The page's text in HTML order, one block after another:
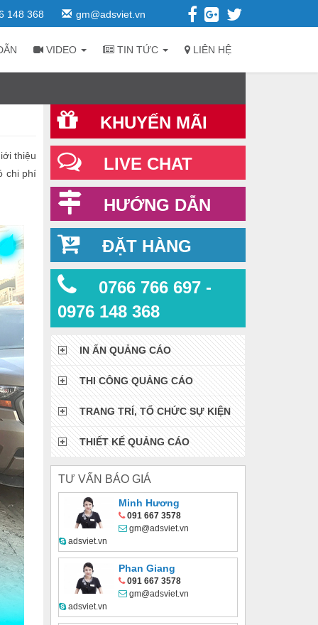
148 368 gm@adsviet.vn
VIDEO TIN TỨC LIÊN HỆ
thiệu
chi phí
KHUYẾN MÃI
LIVE CHAT
HƯỚNG DẪN
ĐẶT HÀNG
0766 766 697 -
0976 148 368
IN ẤN QUẢNG CÁO
THI CÔNG QUẢNG CÁO
TRANG TRÍ, TỔ CHỨC SỰ KIỆN
THIẾT KẾ QUẢNG CÁO
TƯ VẤN BÁO GIÁ
Minh Hương
091 667 3578
gm@adsviet.vn
adsviet.vn
Phan Giang
091 667 3578
gm@adsviet.vn
adsviet.vn